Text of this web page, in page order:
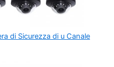
di Sicurezza di u Canale